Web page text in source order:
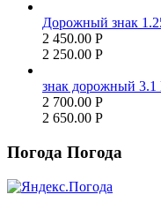
Дорожный знак
2 450.00 Р
2 250.00 Р
знак дорожный 3.1
2 700.00 Р
2 650.00 Р
Погода Погода